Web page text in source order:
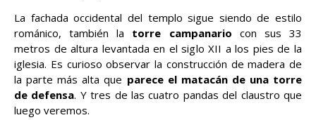
La fachada occidental del templo sigue siendo de estilo
románico, también la torre campanario con sus 33
metros de altura levantada en el siglo XII a los pies de la
iglesia. Es curioso observar la construcción de madera de
la parte más alta que parece el matacán de una torre
de defensa. Y tres de las cuatro pandas del claustro que
luego veremos.